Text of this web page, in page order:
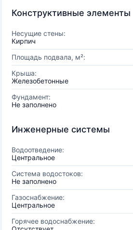
Конструктивные элементы
Несущие стены:
Кирпич
Площадь подвала, м²:
Крыша:
Железобетонные
Фундамент:
Не заполнено
Инженерные системы
Водоотведение:
Центральное
Система водостоков:
Не заполнено
Газоснабжение:
Центральное
Горячее водоснабжение: